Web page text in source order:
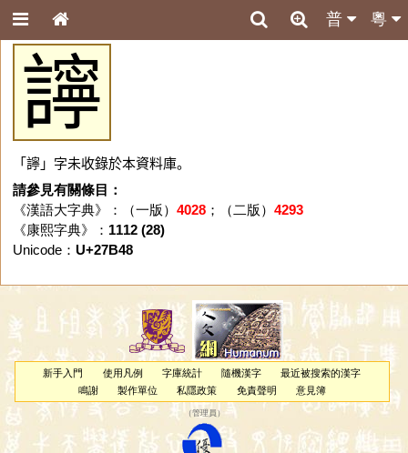
粵
普
𧭈
「𧭈」字未收錄於本資料庫。
請參見有關條目：
《漢語大字典》：（一版） 4028；（二版） 4293
《康熙字典》： 1112 (28)
Unicode： U+27B48
新手入門 使用凡例 字庫統計 隨機漢字
最近被搜索的漢字
鳴謝
製作單位 私隱政策 免責聲明 意見簿
（管理員 ）